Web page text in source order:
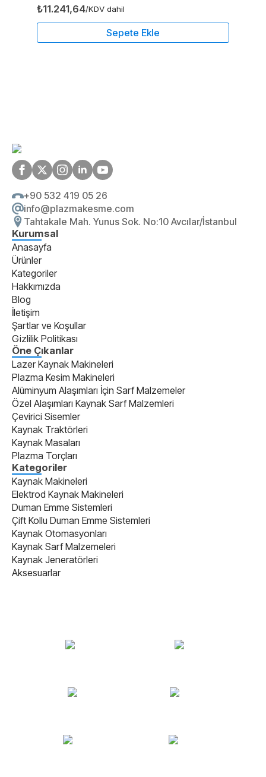
₺11.241,64/KDV dahil
Sepete Ekle
+90 532 419 05 26
info@plazmakesme.com
Tahtakale Mah. Yunus Sok. No:10 Avcılar/İstanbul
Kurumsal
Anasayfa
Ürünler
Kategoriler
Hakkımızda
Blog
İletişim
Şartlar ve Koşullar
Gizlilik Politikası
Öne Çıkanlar
Lazer Kaynak Makineleri
Plazma Kesim Makineleri
Alüminyum Alaşımları İçin Sarf Malzemeler
Özel Alaşımları Kaynak Sarf Malzemleri
Çevirici Sisemler
Kaynak Traktörleri
Kaynak Masaları
Plazma Torçları
Kategoriler
Kaynak Makineleri
Elektrod Kaynak Makineleri
Duman Emme Sistemleri
Çift Kollu Duman Emme Sistemleri
Kaynak Otomasyonları
Kaynak Sarf Malzemeleri
Kaynak Jeneratörleri
Aksesuarlar